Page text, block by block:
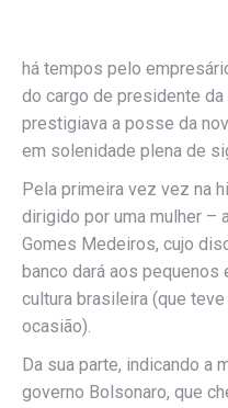
há tempos pelo
do cargo de presidente
prestigiava a posse da
em solenidade plena de
Pela primeira vez vez na
dirigido por uma mulher –
Gomes Medeiros, cujo
banco dará aos
cultura brasileira (que
ocasião).
Da sua parte, indicando a
governo Bolsonaro, que